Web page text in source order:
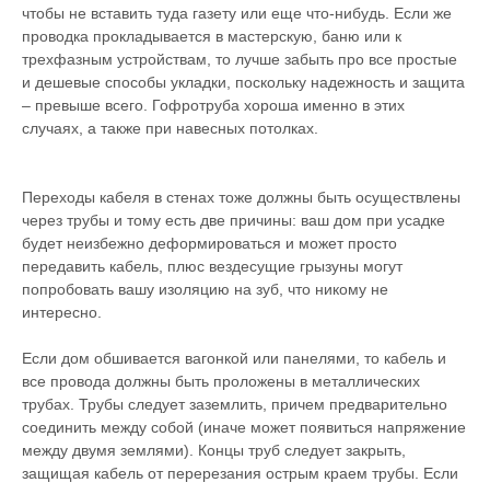
чтобы не вставить туда газету или еще что-нибудь. Если же
проводка прокладывается в мастерскую, баню или к
трехфазным устройствам, то лучше забыть про все простые
и дешевые способы укладки, поскольку надежность и защита
– превыше всего. Гофротруба хороша именно в этих
случаях, а также при навесных потолках.
Переходы кабеля в стенах тоже должны быть осуществлены
через трубы и тому есть две причины: ваш дом при усадке
будет неизбежно деформироваться и может просто
передавить кабель, плюс вездесущие грызуны могут
попробовать вашу изоляцию на зуб, что никому не
интересно.
Если дом обшивается вагонкой или панелями, то кабель и
все провода должны быть проложены в металлических
трубах. Трубы следует заземлить, причем предварительно
соединить между собой (иначе может появиться напряжение
между двумя землями). Концы труб следует закрыть,
защищая кабель от перерезания острым краем трубы. Если